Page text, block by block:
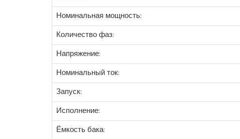
Номинальная мощность:
Количество фаз:
Напряжение:
Номинальный ток:
Запуск:
Исполнение:
Ёмкость бака: